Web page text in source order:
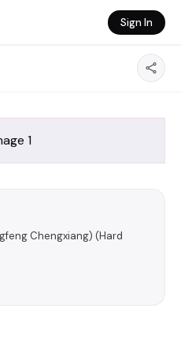
Sign In
Chengxiang) (Hard